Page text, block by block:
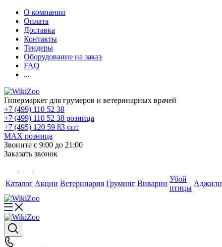
О компании
Оплата
Доставка
Контакты
Тендеры
Оборудование на заказ
FAQ
...
Гипермаркет для грумеров и ветеринарных врачей
+7 (499) 110 52 38
+7 (499) 110 52 38 розница
+7 (495) 120 59 83 опт
MAX розница
Звоните с 9:00 до 21:00
Заказать звонок
Каталог Акции Ветеринария Груминг Виварии
Убой
птицы